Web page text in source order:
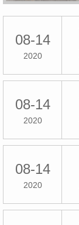
08-14
2020
08-14
2020
08-14
2020